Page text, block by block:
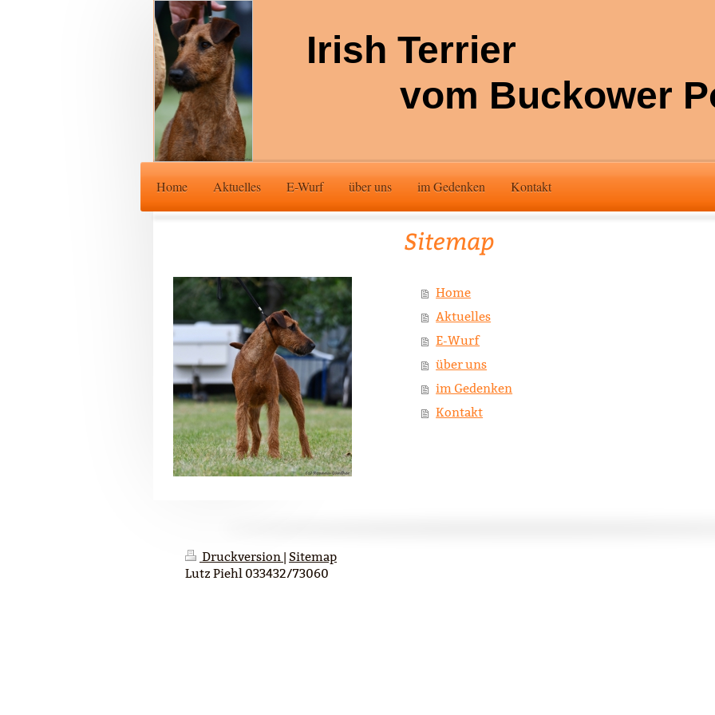
Irish Terrier
vom Buckower
Home Aktuelles E-Wurf über uns im Gedenken Kontakt
Sitemap
Home
Aktuelles
E-Wurf
über uns
im Gedenken
Kontakt
Druckversion | Sitemap
Lutz Piehl 033432/73060